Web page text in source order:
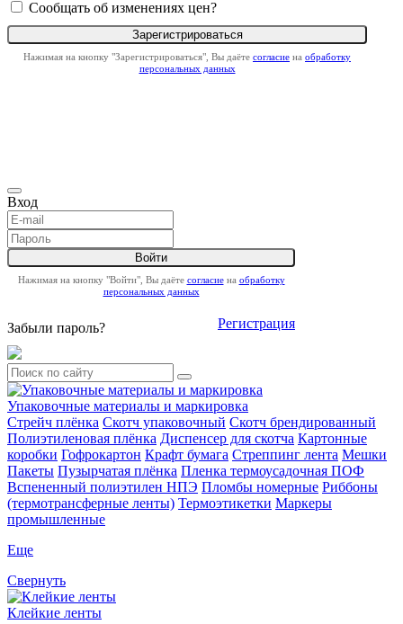
Сообщать об изменениях цен?
Нажимая на кнопку "Зарегистрироваться", Вы даёте согласие на обработку
персональных данных
Вход
Нажимая на кнопку "Войти", Вы даёте согласиена обработку
персональных данных
Забыли пароль? Регистрация
Упаковочные материалы и маркировка
Стрейч плёнка Скотч упаковочный Скотч брендированный
Полиэтиленовая плёнка Диспенсер для скотча Картонные
коробки Гофрокартон Крафт бумага Стреппинг лента Мешки
Пакеты Пузырчатая плёнка Пленка термоусадочная ПОФ
Вспененный полиэтилен НПЭ Пломбы номерные Риббоны
(термотрансферные ленты) Термоэтикетки Маркеры
промышленные
Еще
Свернуть
Клейкие ленты